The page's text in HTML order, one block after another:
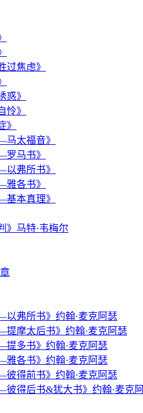
过焦虑》
惑》
怜》
》
太福音》
马书》
弗所书》
各书》
本真理》
》马特·韦梅尔
弗所书》约翰·麦克阿瑟
摩太后书》约翰·麦克阿瑟
多书》约翰·麦克阿瑟
各书》约翰·麦克阿瑟
得前书》约翰·麦克阿瑟
得后书&犹大书》约翰·麦克